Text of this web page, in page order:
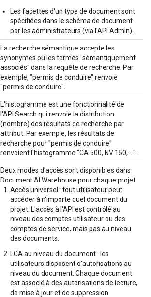
Les facettes d'un type de document sont
spécifiées dans le schéma de document
par les administrateurs (via l'API Admin).
La recherche sémantique accepte les
synonymes ou les termes "sémantiquement
associés" dans la requête de recherche. Par
exemple, "permis de conduire" renvoie
"permis de conduire".
L'histogramme est une fonctionnalité de
l'API Search qui renvoie la distribution
(nombre) des résultats de recherche par
attribut. Par exemple, les résultats de
recherche pour "permis de conduire"
renvoient l'histogramme "CA 500, NV 150, …".
Deux modes d'accès sont disponibles dans
Document AI Warehouse pour chaque projet
Accès universel : tout utilisateur peut
accéder à n'importe quel document du
projet. L'accès à l'API est contrôlé au
niveau des comptes utilisateur ou des
comptes de service, mais pas au niveau
des documents.
LCA au niveau du document : les
utilisateurs disposent d'autorisations au
niveau du document. Chaque document
est associé à des autorisations de lecture,
de mise à jour et de suppression